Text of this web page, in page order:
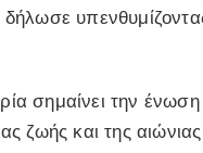
σημαίνει την
ζωής και της